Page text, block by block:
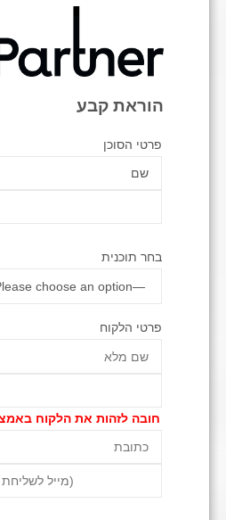
הוראת קבע
פרטי הסוכן
בחר תוכנית
פרטי הלקוח
חובה לזהות את הלקוח